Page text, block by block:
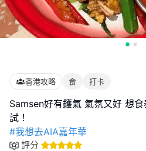
香港攻略 食 打卡
Samsen好有鑊氣 氣氛又好 想
#我想去AIA嘉年華
評分